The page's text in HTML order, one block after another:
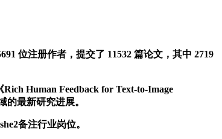
位注册作者，提交了 11532 篇论文，其中 2719
Human Feedback for Text-to-Image
最新研究进展。
备注行业岗位。